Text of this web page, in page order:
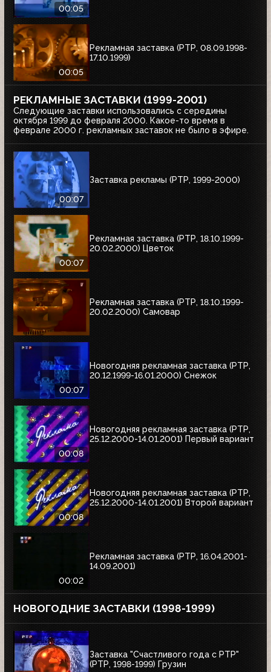
00:05
00:05
Рекламная заставка (РТР, 08.09.1998-
17.10.1999)
РЕКЛАМНЫЕ ЗАСТАВКИ (1999-2001)
Следующие заставки использовались с середины
октября 1999 до февраля 2000. Какое-то время в
феврале 2000 г. рекламных заставок не было в эфире.
00:07
Заставка рекламы (РТР, 1999-2000)
00:07
Рекламная заставка (РТР, 18.10.1999-
20.02.2000) Цветок
Рекламная заставка (РТР, 18.10.1999-
20.02.2000) Самовар
00:07
Новогодняя рекламная заставка (РТР,
20.12.1999-16.01.2000) Снежок
00:08
Новогодняя рекламная заставка (РТР,
25.12.2000-14.01.2001) Первый вариант
00:08
Новогодняя рекламная заставка (РТР,
25.12.2000-14.01.2001) Второй вариант
00:02
Рекламная заставка (РТР, 16.04.2001-
14.09.2001)
НОВОГОДНИЕ ЗАСТАВКИ (1998-1999)
Заставка "Счастливого года с РТР"
(РТР, 1998-1999) Грузин